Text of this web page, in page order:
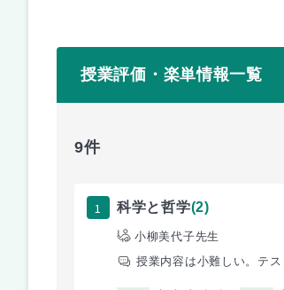
授業評価・楽単情報一覧
9件
1 科学と哲学(2)
小柳美代子先生
授業内容は小難しい。テ